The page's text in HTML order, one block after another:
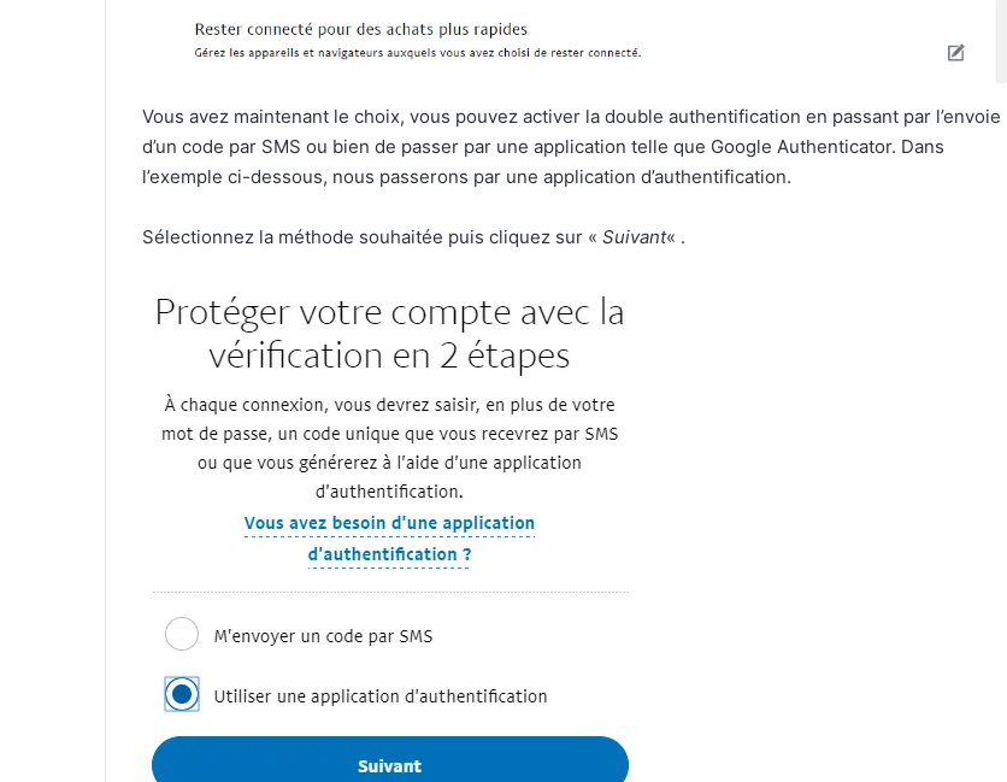
Vous avez maintenant le choix, vous pouvez activer la double authentification en passant par l’envoie
d’un code par SMS ou bien de passer par une application telle que Google Authenticator. Dans
l’exemple ci-dessous, nous passerons par une application d’authentification.
Sélectionnez la méthode souhaitée puis cliquez sur « Suivant« .